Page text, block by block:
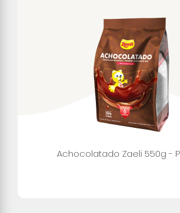
Achocolatado Zaeli 550g -